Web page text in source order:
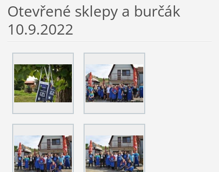
Otevřené sklepy a burčák
10.9.2022